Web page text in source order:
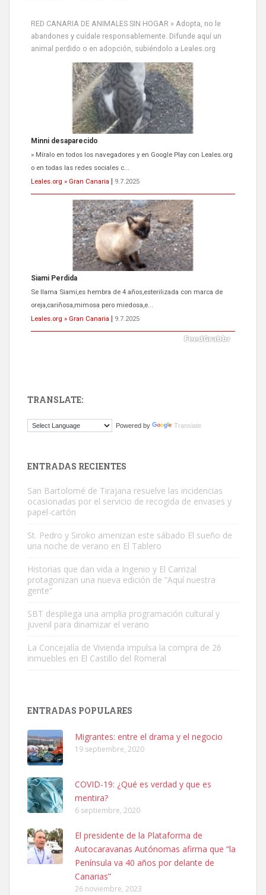
RED CANARIA DE ANIMALES SIN HOGAR » Adopta, no le
abandones y cuídale responsablemente. Difunde aquí un
animal perdido o en adopción, subiéndolo a Leales.org
Minni desaparecido
» Míralo en todos los navegadores y en Google Play con Leales.org
o en todas las redes sociales c...
Leales.org » Gran Canaria | 9.7.2025
Siami Perdida
Se llama Siami,es hembra de 4 años,esterilizada con marca de
oreja,cariñosa,mimosa pero miedosa,e...
Leales.org » Gran Canaria | 9.7.2025
El ayuntamiento se va a llevar a Los Gatos callejeros de la zona los
Este gato macho ha aparecido en la calle hace menos de un mes,
es muy manso y extremadamente cari...
Leales.org » Gran Canaria
hembra, 4 años. Por motivos personales ...
Leales.org » Gran Canaria
SHIBA PERDIDO AVDA JOSE MESA Y LOPEZ
PERRO MACHO RAZA SHIBA CON MICROCHIP PERDIDO HOY
06/07/2025 ZONA MESA Y LOPEZ. ES MUY ASUSTADIZO
Leales.org » Gran Canaria
6.7.2025
TRANSLATE:
Powered by Translate
ENTRADAS RECIENTES
San Bartolomé de Tirajana resuelve las incidencias
ocasionadas por el servicio de recogida de envases y
papel-cartón
St. Pedro y Siroko amenizan este sábado El sueño de
una noche de verano en El Tablero
Historias que dan vida a Ingenio y El Carrizal
protagonizan una nueva edición de “Aquí nuestra
gente”
SBT despliega una amplia programación cultural y
juvenil para dinamizar el verano
La Concejalía de Vivienda impulsa la compra de 26
inmuebles en El Castillo del Romeral
ENTRADAS POPULARES
Migrantes: entre el drama y el negocio
19 septiembre, 2020
COVID-19: ¿Qué es verdad y que es
mentira?
6 septiembre, 2020
El presidente de la Plataforma de
Autocaravanas Autónomas afirma que “la
Península va 40 años por delante de
Canarias”
26 noviembre, 2023